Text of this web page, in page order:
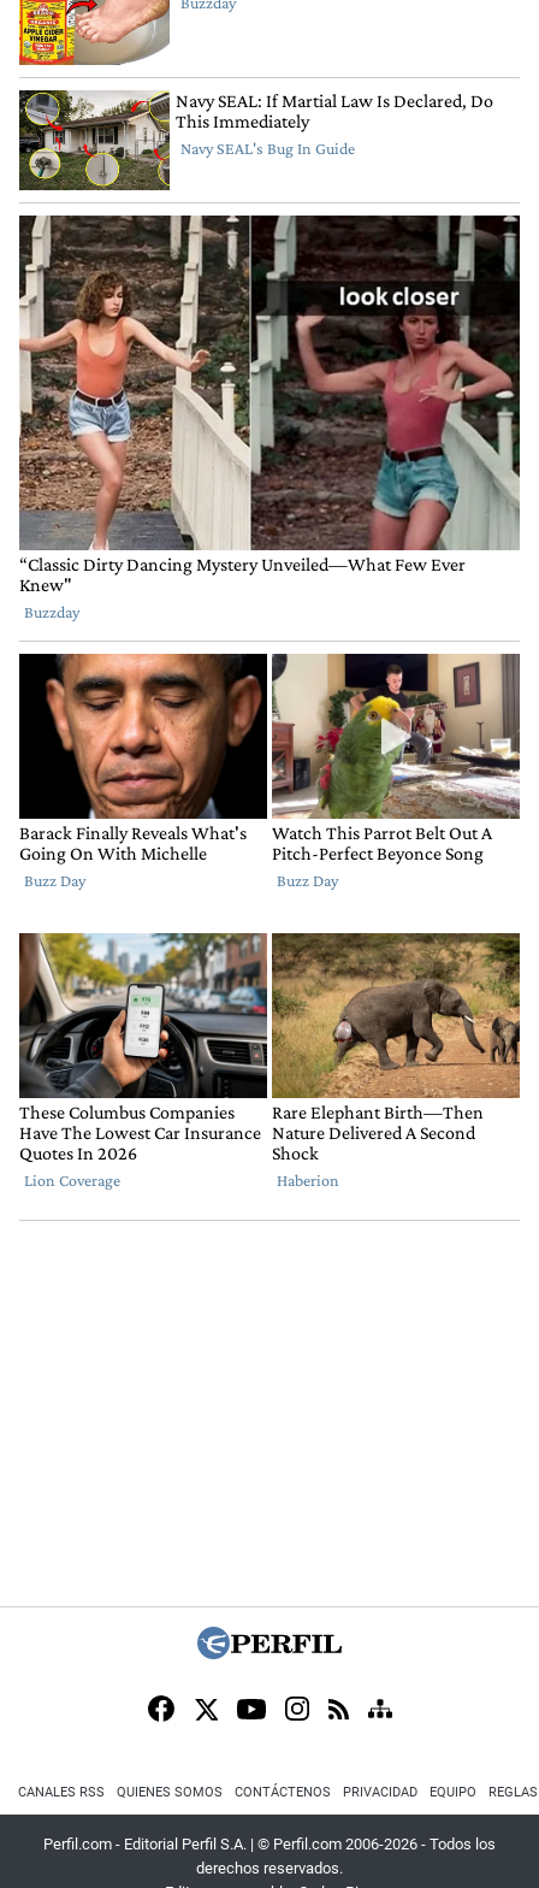
CANALES RSS QUIENES SOMOS CONTÁCTENOS PRIVACIDAD EQUIPO
Perfil.com - Editorial Perfil S.A. | © Perfil.com 2006-2026 - Todos los
derechos reservados.